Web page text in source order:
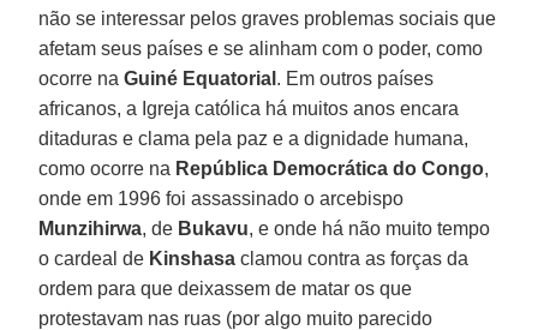
não se interessar pelos graves problemas sociais que
afetam seus países e se alinham com o poder, como
ocorre naGuiné Equatorial . Em outros países
africanos, a Igreja católica há muitos anos encara
ditaduras e clama pela paz e a dignidade humana,
como ocorre na República Democrática do Congo,
onde em 1996 foi assassinado o arcebispo
Munzihirwa, de Bukavu, e onde há não muito tempo
o cardeal de Kinshasa clamou contra as forças da
ordem para que deixassem de matar os que
protestavam nas ruas (por algo muito parecido